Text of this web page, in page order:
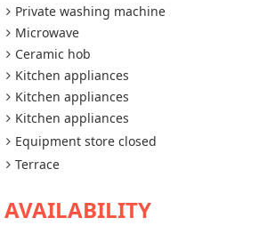
Private washing machine
Microwave
Ceramic hob
Kitchen appliances
Kitchen appliances
Kitchen appliances
Equipment store closed
Terrace
AVAILABILITY